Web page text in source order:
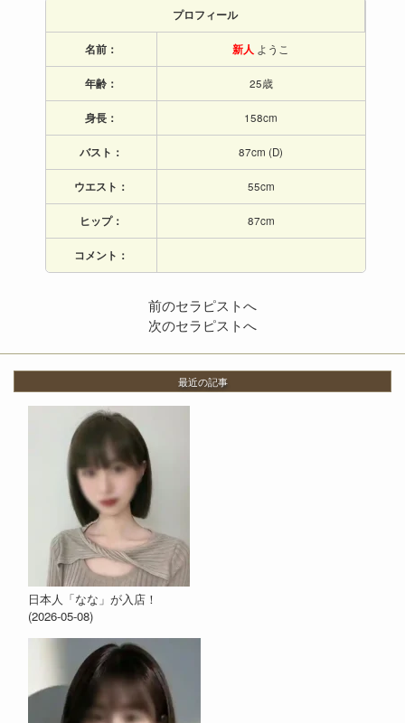
プロフィール
名前： 新人 ようこ
年齢： 25歳
身長： 158cm
バスト： 87cm (D)
ウエスト： 55cm
ヒップ： 87cm
コメント：
前のセラピストへ
次のセラピストへ
最近の記事
日本人「なな」が入店！
(2026-05-08)